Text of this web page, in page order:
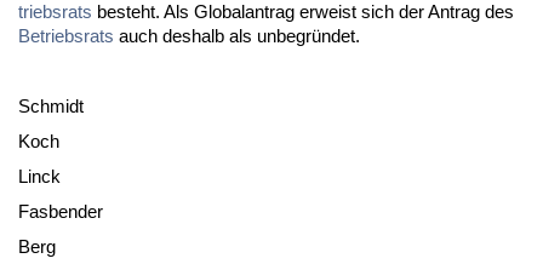
triebs­rats be­steht. Als Glo­balan­trag er­weist sich der An­trag des
Be­triebs­rats auch des­halb als un­be­gründet.
Schmidt
Koch
Linck
Fas­ben­der
Berg